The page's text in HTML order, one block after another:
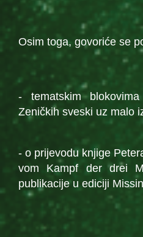
Osim toga, govoriće se
- tematskim
Zeničkih sveski uz malo
- o prijevodu knjige
vom Kampf der drei
publikacije u ediciji